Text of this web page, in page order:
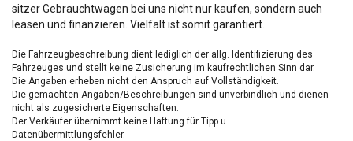
sitzer Gebrauchtwagen bei uns nicht nur kaufen, sondern auch
leasen und finanzieren. Vielfalt ist somit garantiert.
Die Fahrzeugbeschreibung dient lediglich der allg. Identifizierung des
Fahrzeuges und stellt keine Zusicherung im kaufrechtlichen Sinn dar.
Die Angaben erheben nicht den Anspruch auf Vollständigkeit.
Die gemachten Angaben/Beschreibungen sind unverbindlich und dienen
nicht als zugesicherte Eigenschaften.
Der Verkäufer übernimmt keine Haftung für Tipp u.
Datenübermittlungsfehler.